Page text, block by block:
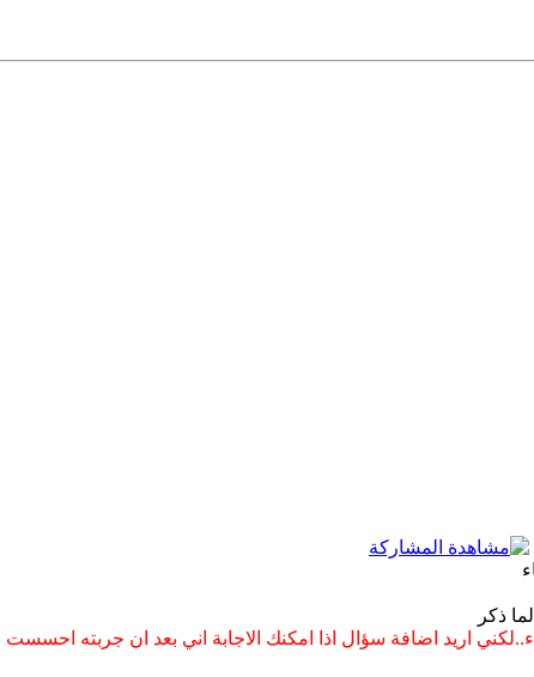
ذكر
اريد اضافة سؤال اذا امكنك الاجابة اني بعد ان جربته